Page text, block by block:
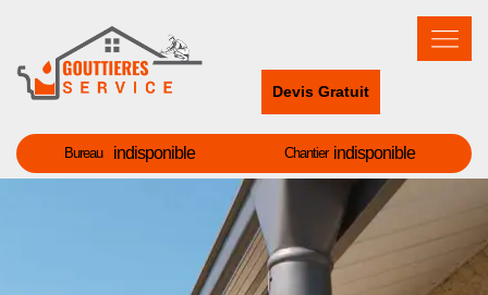
Devis Gratuit
Bureau indisponible Chantier indisponible